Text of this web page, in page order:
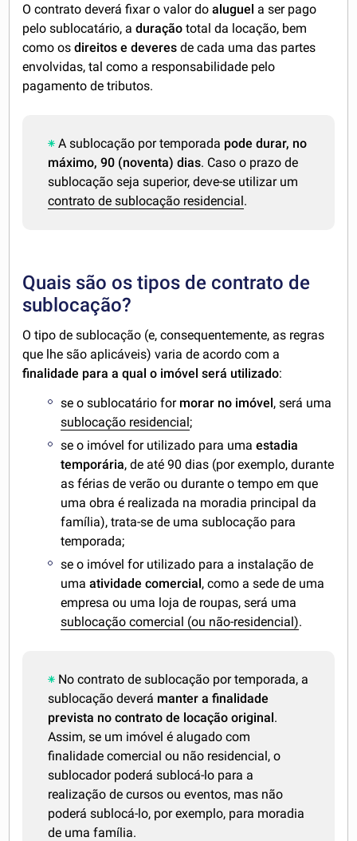
O contrato deverá fixar o valor doaluguel a ser pago
pelo sublocatário, aduração total da locação, bem
como osdireitos e deveres de cada uma das partes
envolvidas, tal como a responsabilidade pelo
pagamento de tributos.
A sublocação por temporada pode durar, no
máximo, 90 (noventa) dias. Caso o prazo de
sublocação seja superior, deve-se utilizar um
contrato de sublocação residencial .
Quais são os tipos de contrato de
sublocação?
O tipo de sublocação (e, consequentemente, as regras
que lhe são aplicáveis) varia de acordo com a
finalidade para a qual o imóvel será utilizado:
se o sublocatário for morar no imóvel, será uma
sublocação residencial;
se o imóvel for utilizado para umaestadia
temporária, de até 90 dias (por exemplo, durante
as férias de verão ou durante o tempo em que
uma obra é realizada na moradia principal da
família), trata-se de uma sublocação para
temporada;
se o imóvel for utilizado para a instalação de
umaatividade comercial, como a sede de uma
empresa ou uma loja de roupas, será uma
sublocação comercial (ou não-residencial).
No contrato de sublocação por temporada, a
sublocação deverá manter a finalidade
prevista no contrato de locação original.
Assim, se um imóvel é alugado com
finalidade comercial ou não residencial, o
sublocador poderá sublocá-lo para a
realização de cursos ou eventos, mas não
poderá sublocá-lo, por exemplo, para moradia
de uma família.